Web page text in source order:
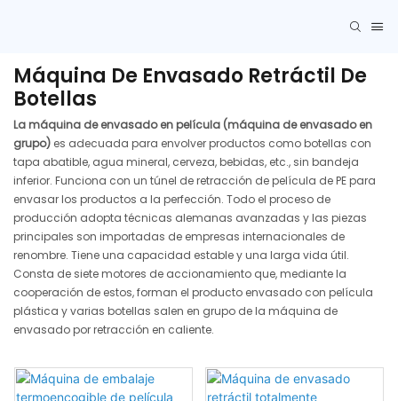
Máquina De Envasado Retráctil De
Botellas
La máquina de envasado en película (máquina de envasado en
grupo) es adecuada para envolver productos como botellas con
tapa abatible, agua mineral, cerveza, bebidas, etc., sin bandeja
inferior. Funciona con un túnel de retracción de película de PE para
envasar los productos a la perfección. Todo el proceso de
producción adopta técnicas alemanas avanzadas y las piezas
principales son importadas de empresas internacionales de
renombre. Tiene una capacidad estable y una larga vida útil.
Consta de siete motores de accionamiento que, mediante la
cooperación de estos, forman el producto envasado con película
plástica y varias botellas salen en grupo de la máquina de
envasado por retracción en caliente.